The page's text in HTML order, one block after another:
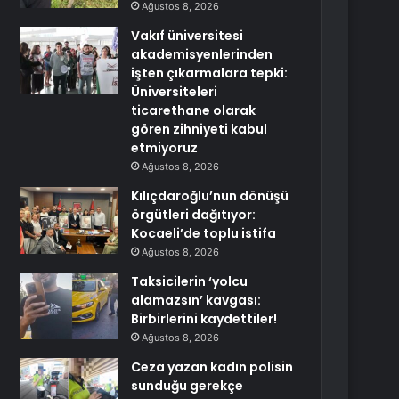
Ağustos 8, 2026
Vakıf üniversitesi
akademisyenlerinden
işten çıkarmalara tepki:
Üniversiteleri
ticarethane olarak
gören zihniyeti kabul
etmiyoruz
Ağustos 8, 2026
Kılıçdaroğlu’nun dönüşü
örgütleri dağıtıyor:
Kocaeli’de toplu istifa
Ağustos 8, 2026
Taksicilerin ‘yolcu
alamazsın’ kavgası:
Birbirlerini kaydettiler!
Ağustos 8, 2026
Ceza yazan kadın polisin
sunduğu gerekçe